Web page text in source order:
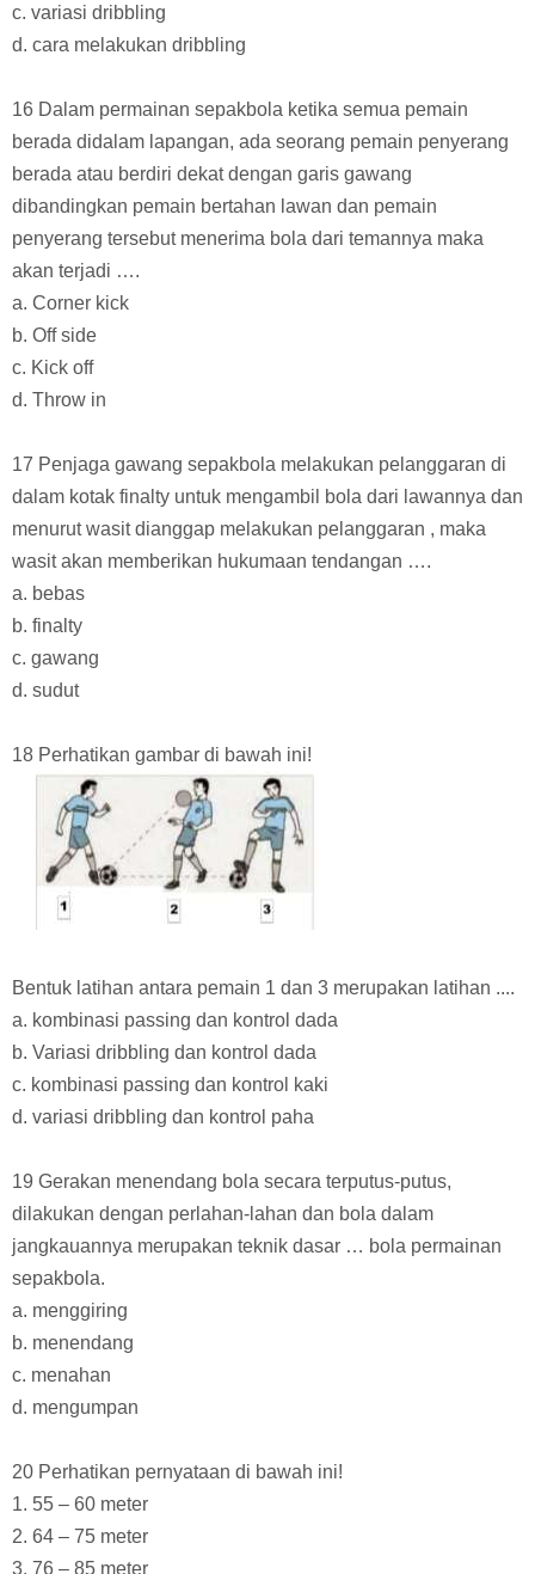
c. variasi dribbling
d. cara melakukan dribbling
16 Dalam permainan sepakbola ketika semua pemain
berada didalam lapangan, ada seorang pemain penyerang
berada atau berdiri dekat dengan garis gawang
dibandingkan pemain bertahan lawan dan pemain
penyerang tersebut menerima bola dari temannya maka
akan terjadi ….
a. Corner kick
b. Off side
c. Kick off
d. Throw in
17 Penjaga gawang sepakbola melakukan pelanggaran di
dalam kotak finalty untuk mengambil bola dari lawannya dan
menurut wasit dianggap melakukan pelanggaran , maka
wasit akan memberikan hukumaan tendangan ….
a. bebas
b. finalty
c. gawang
d. sudut
18 Perhatikan gambar di bawah ini!
Bentuk latihan antara pemain 1 dan 3 merupakan latihan ....
a. kombinasi passing dan kontrol dada
b. Variasi dribbling dan kontrol dada
c. kombinasi passing dan kontrol kaki
d. variasi dribbling dan kontrol paha
19 Gerakan menendang bola secara terputus-putus,
dilakukan dengan perlahan-lahan dan bola dalam
jangkauannya merupakan teknik dasar … bola permainan
sepakbola.
a. menggiring
b. menendang
c. menahan
d. mengumpan
20 Perhatikan pernyataan di bawah ini!
1. 55 – 60 meter
2. 64 – 75 meter
3. 76 – 85 meter